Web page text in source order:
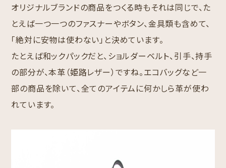
オリジナルブランドの商品をつくる時もそれは同じで、た
とえば一つ一つのファスナーやボタン、金具類も含めて、
「絶対に安物は使わない」と決めています。
たとえば和ックパックだと、ショルダーベルト、引手、持手
の部分が、本革（姫路レザー）ですね。エコバッグなど一
部の商品を除いて、全てのアイテムに何かしら革が使わ
れています。